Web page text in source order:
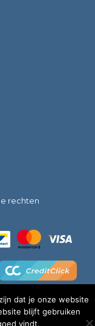
rechten
dat je onze website
blijft gebruiken
vindt.